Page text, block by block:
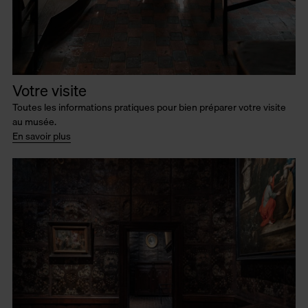
Votre visite
Toutes les informations pratiques pour bien préparer votre visite
au musée.
En savoir plus